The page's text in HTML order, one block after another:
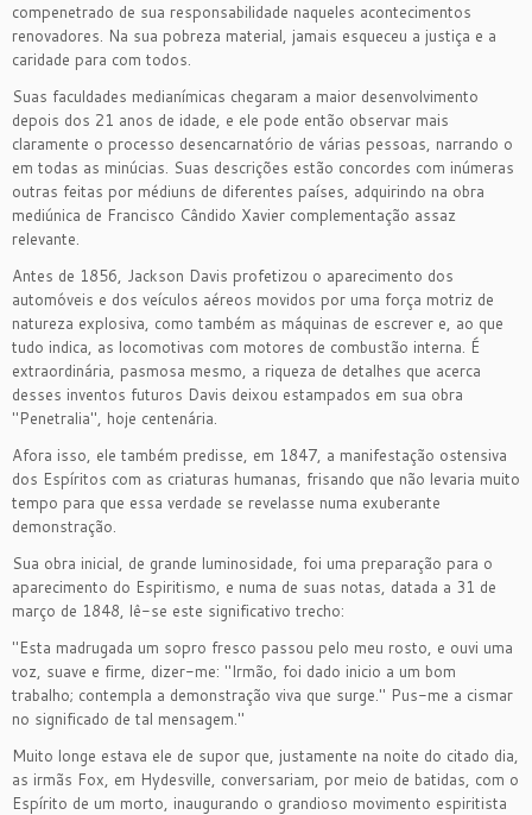
compenetrado de sua responsabilidade naqueles acontecimentos
renovadores. Na sua pobreza material, jamais esqueceu a justiça e a
caridade para com todos.
Suas faculdades medianímicas chegaram a maior desenvolvimento
depois dos 21 anos de idade, e ele pode então observar mais
claramente o processo desencarnatório de várias pessoas, narrando o
em todas as minúcias. Suas descrições estão concordes com inúmeras
outras feitas por médiuns de diferentes países, adquirindo na obra
mediúnica de Francisco Cândido Xavier complementação assaz
relevante.
Antes de 1856, Jackson Davis profetizou o aparecimento dos
automóveis e dos veículos aéreos movidos por uma força motriz de
natureza explosiva, como também as máquinas de escrever e, ao que
tudo indica, as locomotivas com motores de combustão interna. É
extraordinária, pasmosa mesmo, a riqueza de detalhes que acerca
desses inventos futuros Davis deixou estampados em sua obra
"Penetralia", hoje centenária.
Afora isso, ele também predisse, em 1847, a manifestação ostensiva
dos Espíritos com as criaturas humanas, frisando que não levaria muito
tempo para que essa verdade se revelasse numa exuberante
demonstração.
Sua obra inicial, de grande luminosidade, foi uma preparação para o
aparecimento do Espiritismo, e numa de suas notas, datada a 31 de
março de 1848, lê-se este significativo trecho:
"Esta madrugada um sopro fresco passou pelo meu rosto, e ouvi uma
voz, suave e firme, dizer-me: "Irmão, foi dado inicio a um bom
trabalho; contempla a demonstração viva que surge." Pus-me a cismar
no significado de tal mensagem."
Muito longe estava ele de supor que, justamente na noite do citado dia,
as irmãs Fox, em Hydesville, conversariam, por meio de batidas, com o
Espírito de um morto, inaugurando o grandioso movimento espiritista